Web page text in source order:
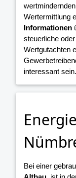
Wertermittlung
Informationen
steuerliche
Wertgutachten
interessant sein.
Bei einer